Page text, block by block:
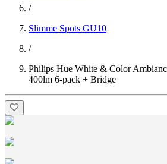
/
Slimme Spots GU10
/
Philips Hue White & Color
400lm 6-pack + Bridge